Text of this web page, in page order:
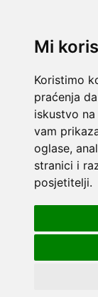
Mi
Koristimo
praćenja
iskustvo
vam
oglase,
stranici i
posjetitelji.